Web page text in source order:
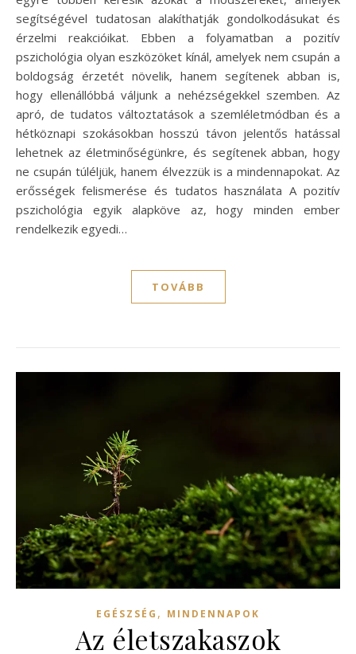
segítségével tudatosan alakíthatják gondolkodásukat és
érzelmi reakcióikat. Ebben a folyamatban a pozitív
pszichológia olyan eszközöket kínál, amelyek nem csupán a
boldogság érzetét növelik, hanem segítenek abban is,
hogy ellenállóbbá váljunk a nehézségekkel szemben. Az
apró, de tudatos változtatások a szemléletmódban és a
hétköznapi szokásokban hosszú távon jelentős hatással
lehetnek az életminőségünkre, és segítenek abban, hogy
ne csupán túléljük, hanem élvezzük is a mindennapokat. Az
erősségek felismerése és tudatos használata A pozitív
pszichológia egyik alapköve az, hogy minden ember
rendelkezik egyedi…
TOVÁBB
EGÉSZSÉG , MINDENNAPOK
Az életszakaszok